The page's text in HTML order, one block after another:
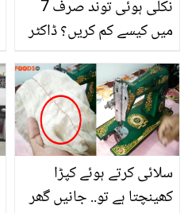
نکلی ہوئی توند صرف 7
میں کیسے کم کریں؟ ڈاکٹر
کرنے کا جادوئی نسخہ
سلائی کرتے ہوئے کپڑا
کھینچتا ہے تو.. جانیں گھر